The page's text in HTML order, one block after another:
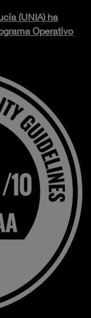
(UNIA) ha
Operativo